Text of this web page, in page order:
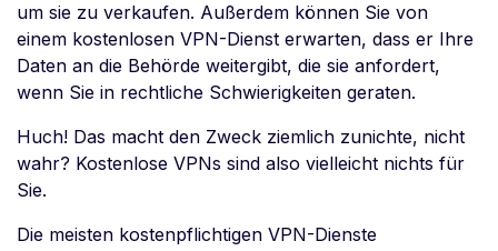
um sie zu verkaufen. Außerdem können Sie von
einem kostenlosen VPN-Dienst erwarten, dass er Ihre
Daten an die Behörde weitergibt, die sie anfordert,
wenn Sie in rechtliche Schwierigkeiten geraten.
Huch! Das macht den Zweck ziemlich zunichte, nicht
wahr? Kostenlose VPNs sind also vielleicht nichts für
Sie.
Die meisten kostenpflichtigen VPN-Dienste